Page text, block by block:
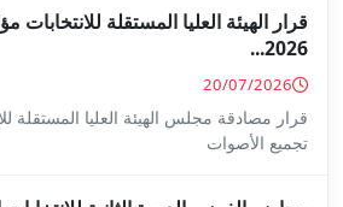
قرار الهيئة العليا المستقلة للانتخابات مؤرّخ في 20 جويلية
المستقلة للانتخابات على نتائج